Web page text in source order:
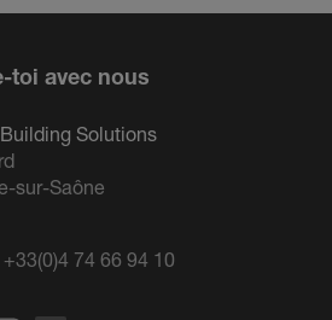
toi avec nous
Solutions
sur-Saône
+33(0)4 74 66 94 10